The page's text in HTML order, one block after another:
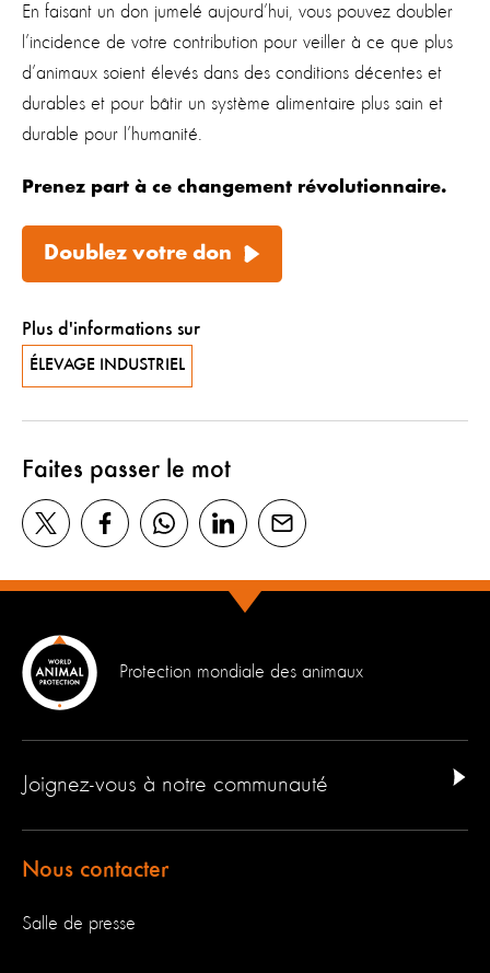
En faisant un don jumelé aujourd’hui, vous pouvez doubler
l’incidence de votre contribution pour veiller à ce que plus
d’animaux soient élevés dans des conditions décentes et
durables et pour bâtir un système alimentaire plus sain et
durable pour l’humanité.
Prenez part à ce changement révolutionnaire.
Doublez votre don
Plus d'informations sur
ÉLEVAGE INDUSTRIEL
Faites passer le mot
Protection mondiale des animaux
Joignez-vous à notre communauté
Nous contacter
Salle de presse